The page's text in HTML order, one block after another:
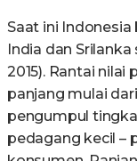
Saat ini
India dan
2015). Rantai
panjang mulai
pengumpul
pedagang kecil –